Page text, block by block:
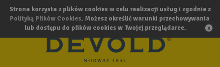
Strona korzysta z plików cookies w celu realizacji usług i zgodnie z
Polityką Plików Cookies. Możesz określić warunki przechowywania
lub dostępu do plików cookies w Twojej przeglądarce.